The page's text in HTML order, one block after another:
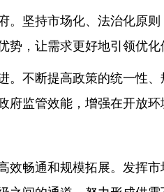
坚持市场化、法治化原则
势，让需求更好地引领优
不断提高政策的统一性、
府监管效能，增强在开放
畅通和规模拓展。发挥市